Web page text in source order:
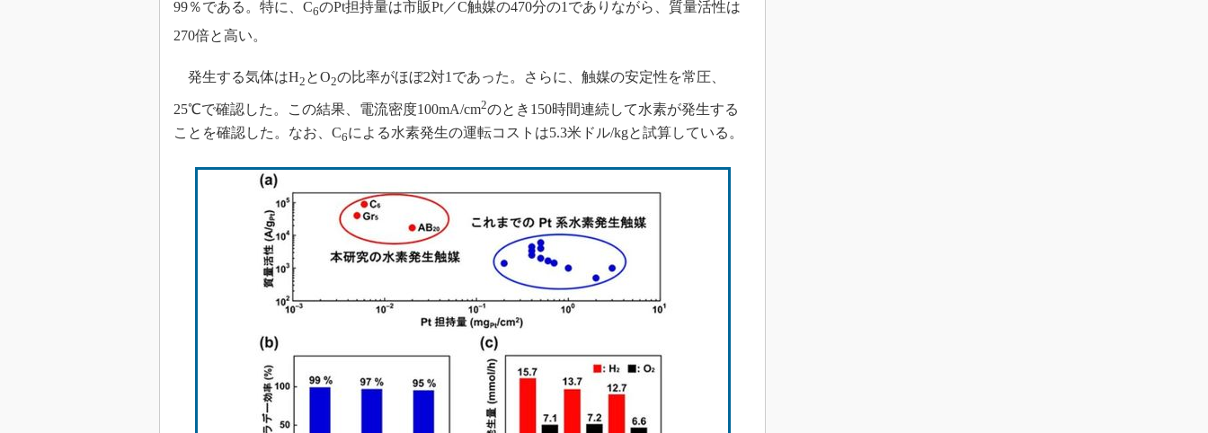
99％である。特に、C6のPt担持量は市販Pt／C触媒の470分の1でありながら、質量活性は
270倍と高い。
発生する気体はH2 とO2の比率がほぼ2対1であった。さらに、触媒の安定性を常圧、
25℃で確認した。この結果、電流密度100mA/cm2のとき150時間連続して水素が発生する
ことを確認した。なお、C6による水素発生の運転コストは5.3米ドル/kgと試算している。